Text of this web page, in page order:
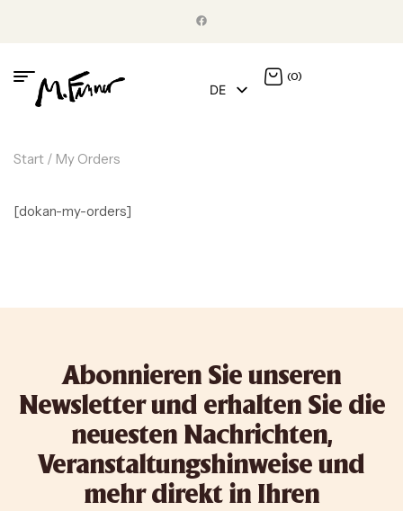
DE
(0)
Start / My Orders
[dokan-my-orders]
Abonnieren Sie unseren
Newsletter und erhalten Sie die
neuesten Nachrichten,
Veranstaltungshinweise und
mehr direkt in Ihren